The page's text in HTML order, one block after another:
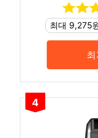
최대 9,275
4